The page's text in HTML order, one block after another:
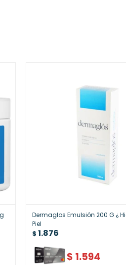
Dermaglos Emulsión 200 G ¿
Piel
$ 1.876
$ 1.594